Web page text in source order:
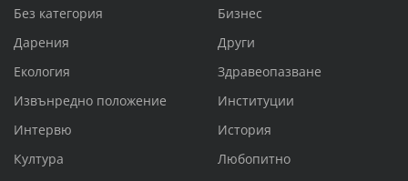
Без категория
Бизнес
Дарения
Други
Екология
Здравеопазване
Извънредно положение
Институции
Интервю
История
Култура
Любопитно